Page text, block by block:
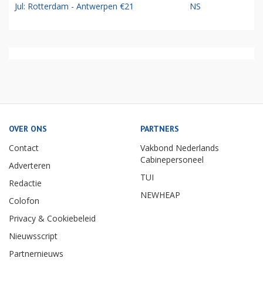
Jul: Rotterdam - Antwerpen €21 NS
OVER ONS
Contact
Adverteren
Redactie
Colofon
Privacy & Cookiebeleid
Nieuwsscript
Partnernieuws
PARTNERS
Vakbond Nederlands
Cabinepersoneel
TUI
NEWHEAP